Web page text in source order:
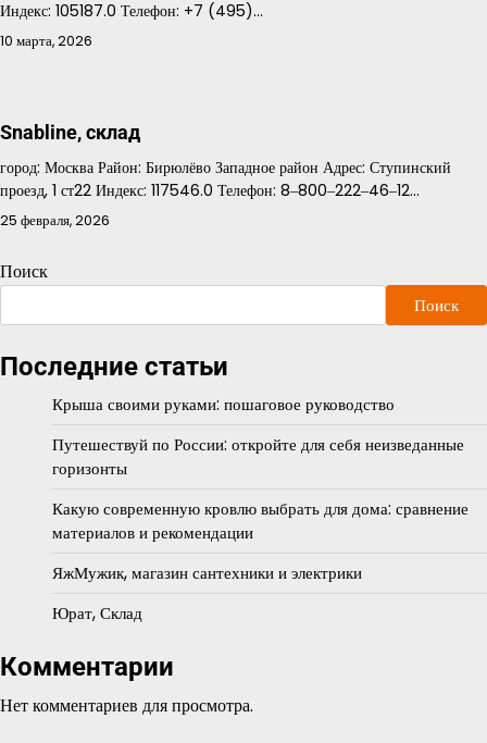
Индекс: 105187.0 Телефон: +7 (495)…
10 марта, 2026
Snabline, склад
город: Москва Район: Бирюлёво Западное район Адрес: Ступинский
проезд, 1 ст22 Индекс: 117546.0 Телефон: 8‒800‒222‒46‒12…
25 февраля, 2026
Поиск
Поиск
Последние статьи
Крыша своими руками: пошаговое руководство
Путешествуй по России: откройте для себя неизведанные
горизонты
Какую современную кровлю выбрать для дома: сравнение
материалов и рекомендации
ЯжМужик, магазин сантехники и электрики
Юрат, Склад
Комментарии
Нет комментариев для просмотра.